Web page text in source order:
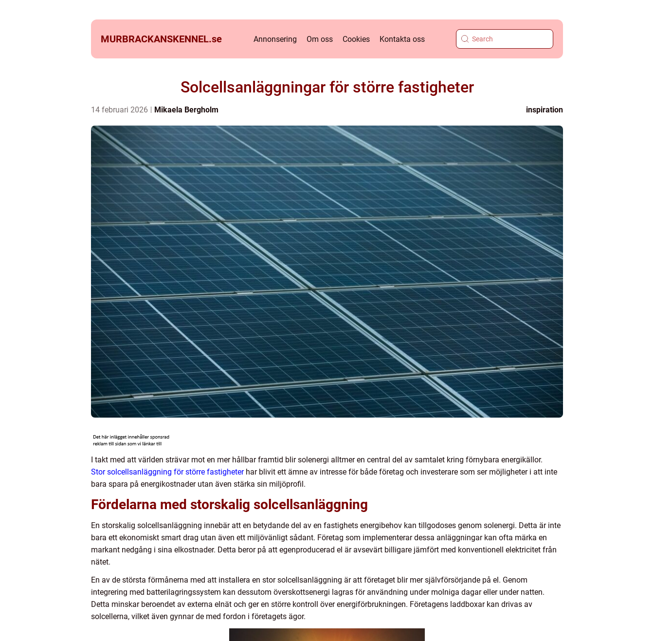
MURBRACKANSKENNEL.se Annonsering Om oss Cookies Kontakta oss
Solcellsanläggningar för större fastigheter
14 februari 2026 Mikaela Bergholm inspiration
I takt med att världen strävar mot en mer hållbar framtid blir solenergi alltmer en central del av samtalet kring förnybara energikällor.
Stor solcellsanläggning för större fastigheterhar blivit ett ämne av intresse för både företag och investerare som ser möjligheter i att inte
bara spara på energikostnader utan även stärka sin miljöprofil.
Fördelarna med storskalig solcellsanläggning
En storskalig solcellsanläggning innebär att en betydande del av en fastighets energibehov kan tillgodoses genom solenergi. Detta är inte
bara ett ekonomiskt smart drag utan även ett miljövänligt sådant. Företag som implementerar dessa anläggningar kan ofta märka en
markant nedgång i sina elkostnader. Detta beror på att egenproducerad el är avsevärt billigare jämfört med konventionell elektricitet från
nätet.
En av de största förmånerna med att installera en stor solcellsanläggning är att företaget blir mer självförsörjande på el. Genom
integrering med batterilagringssystem kan dessutom överskottsenergi lagras för användning under molniga dagar eller under natten.
Detta minskar beroendet av externa elnät och ger en större kontroll över energiförbrukningen. Företagens laddboxar kan drivas av
solcellerna, vilket även gynnar de med fordon i företagets ägor.